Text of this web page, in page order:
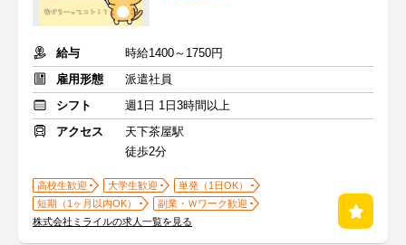
給与
時給1400～1750円
雇用形態
派遣社員
シフト
週1日 1日3時間以上
アクセス
天下茶屋駅
徒歩2分
高校生歓迎 大学生歓迎
単発（1日OK）
短期（1ヶ月以内OK）
副業・Ｗワーク歓迎
株式会社ミライルの求人一覧を見る